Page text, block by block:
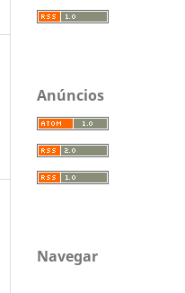
Anúncios
Navegar